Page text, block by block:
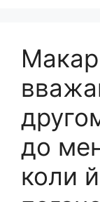
до
коли